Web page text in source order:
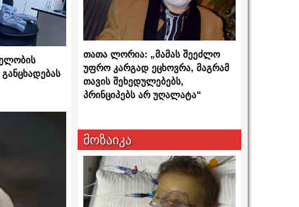
თათა ლორია: „მამას შეეძლო
უფრო კარგად ეცხოვრა, მაგრამ
თავის შეხედულებებს,
პრინციპებს არ უღალატა“
მოზაიკა